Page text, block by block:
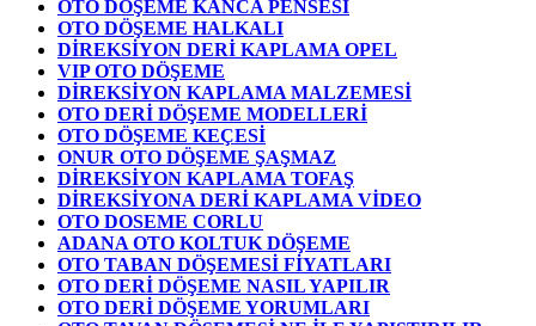
OTO DÖŞEME KANCA PENSESİ
OTO DÖŞEME HALKALI
DİREKSİYON DERİ KAPLAMA OPEL
VIP OTO DÖŞEME
DİREKSİYON KAPLAMA MALZEMESİ
OTO DERİ DÖŞEME MODELLERİ
OTO DÖŞEME KEÇESİ
ONUR OTO DÖŞEME ŞAŞMAZ
DİREKSİYON KAPLAMA TOFAŞ
DİREKSİYONA DERİ KAPLAMA VİDEO
OTO DOSEME CORLU
ADANA OTO KOLTUK DÖŞEME
OTO TABAN DÖŞEMESİ FİYATLARI
OTO DERİ DÖŞEME NASIL YAPILIR
OTO DERİ DÖŞEME YORUMLARI